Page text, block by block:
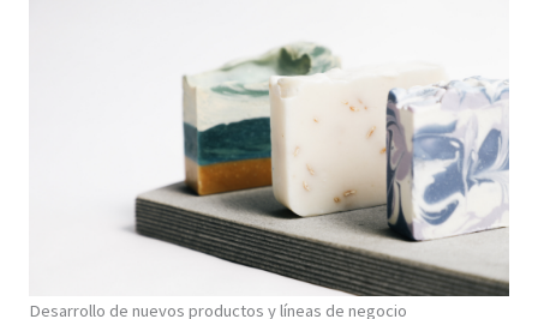
Desarrollo de nuevos productos y líneas de negocio